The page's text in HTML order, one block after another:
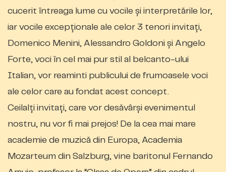
cucerit întreaga lume cu vocile și interpretările lor,
iar vocile excepționale ale celor 3 tenori invitați,
Domenico Menini, Alessandro Goldoni și Angelo
Forte, voci în cel mai pur stil al belcanto-ului
Italian, vor reaminti publicului de frumoasele voci
a le celor care au fondat acest concept.
Ceilalți invitați, care vor desăvârși evenimentul
nostru, nu vor fi mai prejos! De la cea mai mare
academie de muzică din Europa, Academia
Mozarteum din Salzburg, vine baritonul Fernando